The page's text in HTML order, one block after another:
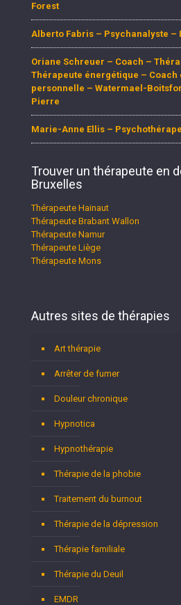
Forest
Alberto Fabris – Psychanalyste –
Oriane Schreuer – Coach –
Thérapeute énergétique –
personnelle – Watermael-
Pierre
Marie-Anne Ellis –
Trouver un thérapeute en
Bruxelles
Thérapeute Hainaut
Thérapeute Brabant Wallon
Thérapeute Namur
Thérapeute Liège
Thérapeute Mons
Autres sites de thérapies
Art thérapie
Arrêter de fumer
Douleur chronique
Hypnotica
Hypnothérapie
Thérapie de la phobie
Traitement du burnout
Thérapie de la dépression
Thérapie familiale
Thérapie du Deuil
EMDR